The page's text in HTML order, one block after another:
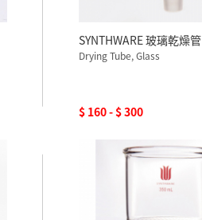
SYNTHWARE 玻璃乾燥管
Drying Tube, Glass
$ 160 - $ 300